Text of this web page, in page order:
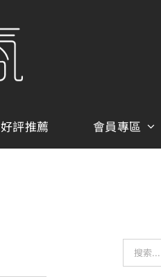
好評推薦 會員專區
索